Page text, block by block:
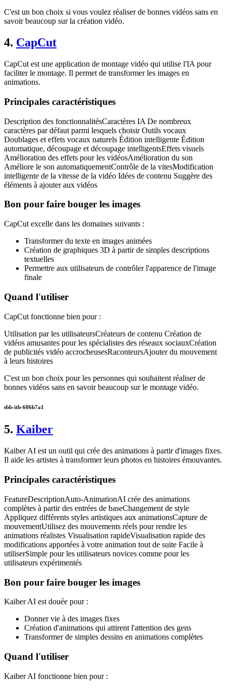
C'est un bon choix si vous voulez réaliser de bonnes vidéos sans en
savoir beaucoup sur la création vidéo.
4. CapCut
CapCut est une application de montage vidéo qui utilise l'IA pour
faciliter le montage. Il permet de transformer les images en
animations.
Principales caractéristiques
Description des fonctionnalitésCaractères IA De nombreux
caractères par défaut parmi lesquels choisir Outils vocaux
Doublages et effets vocaux naturels Édition intelligente Édition
automatique, découpage et découpage intelligentsEffets visuels
Amélioration des effets pour les vidéosAmélioration du son
Améliore le son automatiquementContrôle de la vitesModification
intelligente de la vitesse de la vidéo Idées de contenu Suggère des
éléments à ajouter aux vidéos
Bon pour faire bouger les images
CapCut excelle dans les domaines suivants :
Transformer du texte en images animées
Création de graphiques 3D à partir de simples descriptions
textuelles
Permettre aux utilisateurs de contrôler l'apparence de l'image
finale
Quand l'utiliser
CapCut fonctionne bien pour :
Utilisation par les utilisateursCréateurs de contenu Création de
vidéos amusantes pour les spécialistes des réseaux sociauxCréation
de publicités vidéo accrocheusesRaconteursAjouter du mouvement
à leurs histoires
C'est un bon choix pour les personnes qui souhaitent réaliser de
bonnes vidéos sans en savoir beaucoup sur le montage vidéo.
sbb-itb-606b7a1
5. Kaiber
Kaiber AI est un outil qui crée des animations à partir d'images fixes.
Il aide les artistes à transformer leurs photos en histoires émouvantes.
Principales caractéristiques
FeatureDescriptionAuto-AnimationAI crée des animations
complètes à partir des entrées de baseChangement de style
Appliquez différents styles artistiques aux animationsCapture de
mouvementUtilisez des mouvements réels pour rendre les
animations réalistes Visualisation rapideVisualisation rapide des
modifications apportées à votre animation tout de suite Facile à
utiliserSimple pour les utilisateurs novices comme pour les
utilisateurs expérimentés
Bon pour faire bouger les images
Kaiber AI est douée pour :
Donner vie à des images fixes
Création d'animations qui attirent l'attention des gens
Transformer de simples dessins en animations complètes
Quand l'utiliser
Kaiber AI fonctionne bien pour :